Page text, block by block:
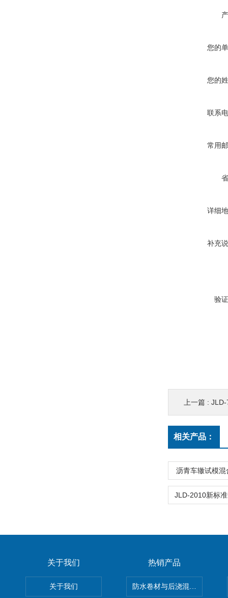
您的
您的
联系
常用
详细
补充
验
上一篇 : JLD-
相关产品：
沥青车辙试模
关于我们
关于我们
热销产品
防水卷材与后浇混凝土剥离强